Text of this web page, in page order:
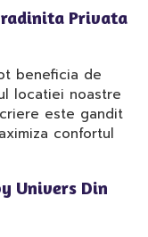
Privata
beneficia de
locatiei noastre
este gandit
confortul
Univers Din